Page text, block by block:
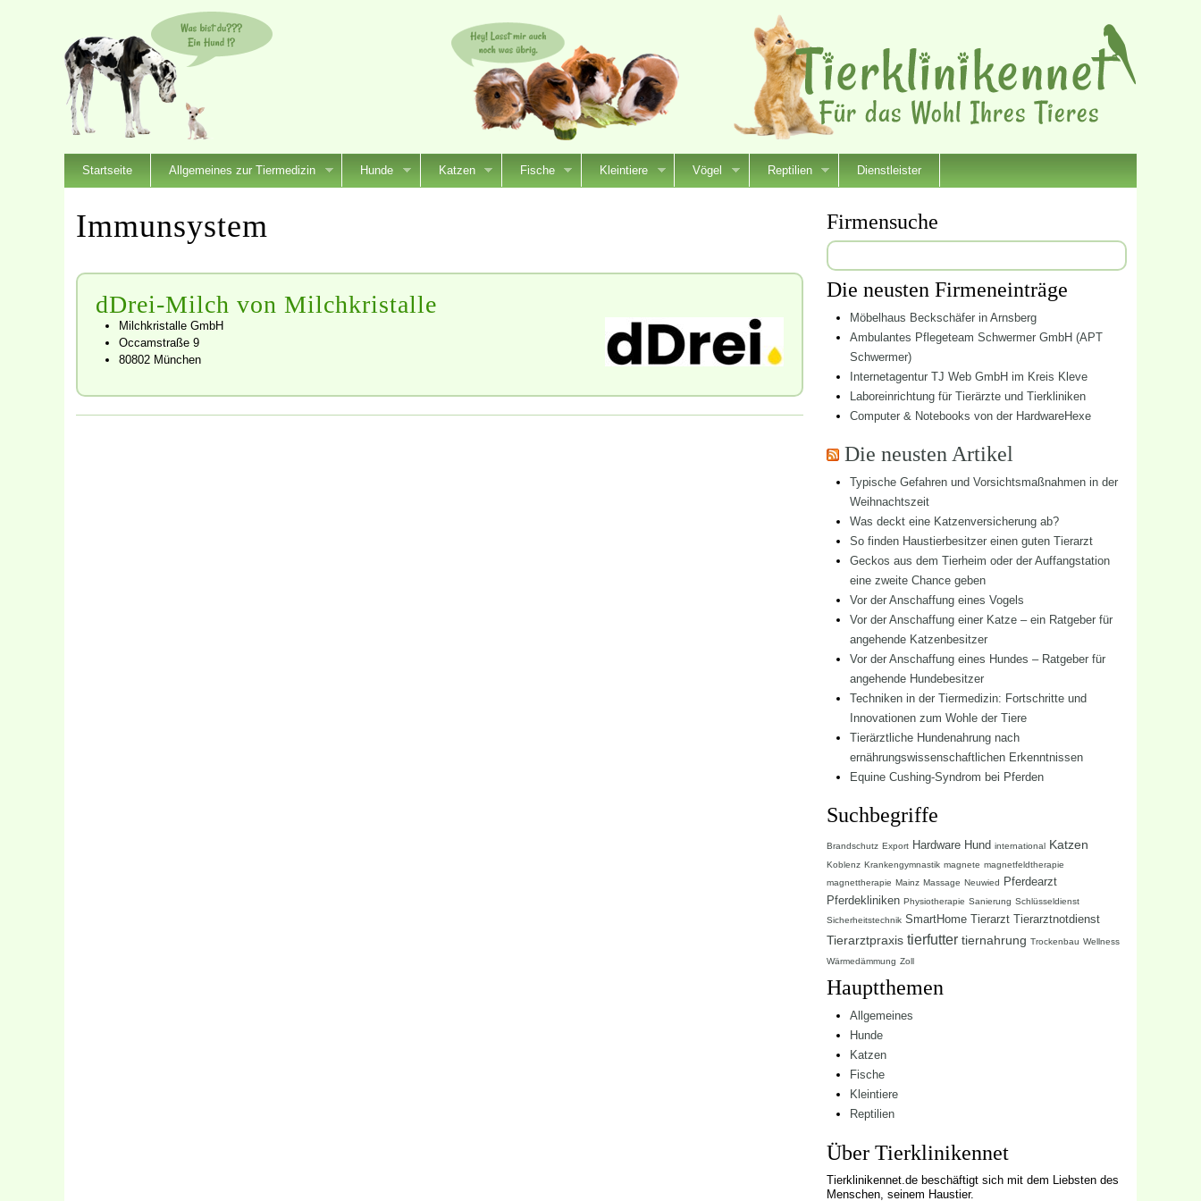
Startseite Allgemeines zur Tiermedizin Hunde Katzen Fische Kleintiere Vögel Reptilien Dienstleister
Immunsystem
dDrei-Milch von Milchkristalle
Milchkristalle GmbH
Occamstraße 9
80802 München
Firmensuche
Suchen
nach:
Die neusten Firmeneinträge
Möbelhaus Beckschäfer in Arnsberg
Ambulantes Pflegeteam Schwermer GmbH (APT
Schwermer)
Internetagentur TJ Web GmbH im Kreis Kleve
Laboreinrichtung für Tierärzte und Tierkliniken
Computer & Notebooks von der HardwareHexe
Die neusten Artikel
Typische Gefahren und Vorsichtsmaßnahmen in der
Weihnachtszeit
Was deckt eine Katzenversicherung ab?
So finden Haustierbesitzer einen guten Tierarzt
Geckos aus dem Tierheim oder der Auffangstation
eine zweite Chance geben
Vor der Anschaffung eines Vogels
Vor der Anschaffung einer Katze – ein Ratgeber für
angehende Katzenbesitzer
Vor der Anschaffung eines Hundes – Ratgeber für
angehende Hundebesitzer
Techniken in der Tiermedizin: Fortschritte und
Innovationen zum Wohle der Tiere
Tierärztliche Hundenahrung nach
ernährungswissenschaftlichen Erkenntnissen
Equine Cushing-Syndrom bei Pferden
Suchbegriffe
Brandschutz Export Hardware Hund international Katzen
Koblenz Krankengymnastik magnete magnetfeldtherapie
magnettherapie Mainz Massage Neuwied
Pferdearzt
Pferdekliniken Physiotherapie Sanierung Schlüsseldienst
Sicherheitstechnik SmartHome Tierarzt Tierarztnotdienst
Tierarztpraxis tierfutter tiernahrung Trockenbau Wellness
Wärmedämmung Zoll
Hauptthemen
Allgemeines
Hunde
Katzen
Fische
Kleintiere
Reptilien
Über Tierklinikennet
Tierklinikennet.de beschäftigt sich mit dem Liebsten des
Menschen, seinem Haustier.